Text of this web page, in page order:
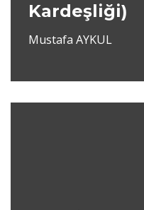
Kardeşliği)
Mustafa AYKUL